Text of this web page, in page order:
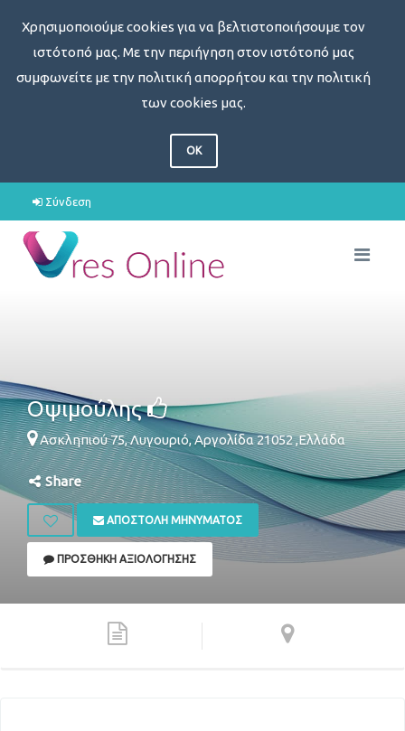
Χρησιμοποιούμε cookies για να βελτιστοποιήσουμε τον
ιστότοπό μας. Με την περιήγηση στον ιστότοπό μας
συμφωνείτε με την πολιτική απορρήτου και την πολιτική
των cookies μας.
OK
Σύνδεση
Οψιμούλης
Ασκληπιού 75,Λυγουριό,Αργολίδα21052,Ελλάδα
Share
ΑΠΟΣΤΟΛΉ ΜΗΝΎΜΑΤΟΣ
ΠΡΟΣΘΉΚΗ ΑΞΙΟΛΌΓΗΣΗΣ